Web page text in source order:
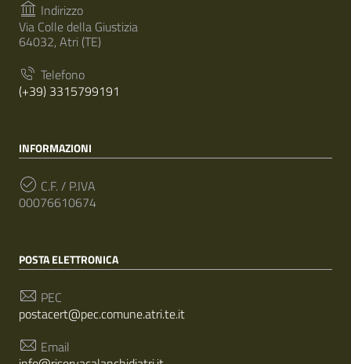
Indirizzo
Via Colle della Giustizia
64032, Atri (TE)
Telefono
(+39) 3315799191
INFORMAZIONI
C.F. / P.IVA
00076610674
POSTA ELETTRONICA
PEC
postacert@pec.comune.atri.te.it
Email